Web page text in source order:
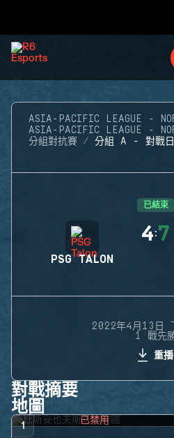
ASIA-PACIFIC LEAGUE -
ASIA-PACIFIC LEAGUE -
分組對抗賽
分組 A - 對戰
已結束
PSG TALON
4:7
2022年4月13日
1 戰先
重播
對戰摘要
地圖
1 已禁用